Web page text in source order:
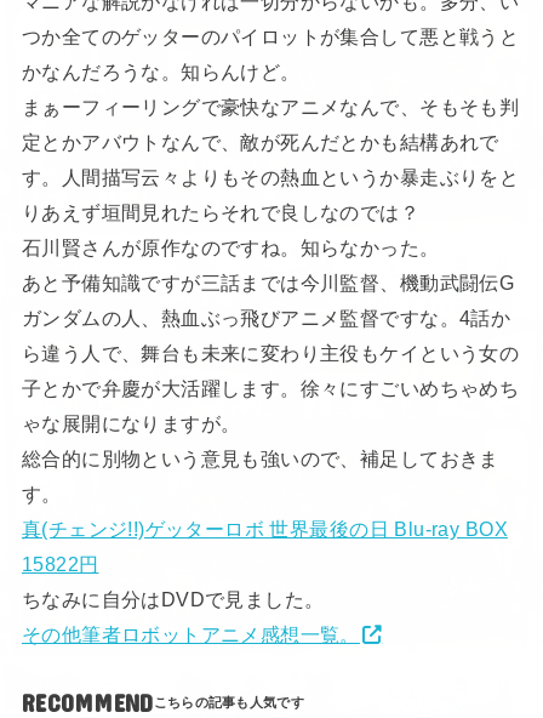
つか全てのゲッターのパイロットが集合して悪と戦うと
かなんだろうな。知らんけど。
まぁーフィーリングで豪快なアニメなんで、そもそも判
定とかアバウトなんで、敵が死んだとかも結構あれで
す。人間描写云々よりもその熱血というか暴走ぶりをと
りあえず垣間見れたらそれで良しなのでは？
石川賢さんが原作なのですね。知らなかった。
あと予備知識ですが三話までは今川監督、機動武闘伝G
ガンダムの人、熱血ぶっ飛びアニメ監督ですな。4話か
ら違う人で、舞台も未来に変わり主役もケイという女の
子とかで弁慶が大活躍します。徐々にすごいめちゃめち
ゃな展開になりますが。
総合的に別物という意見も強いので、補足しておきま
す。
真(チェンジ!!)ゲッターロボ 世界最後の日 Blu-ray BOX
15822円
ちなみに自分はDVDで見ました。
その他筆者ロボットアニメ感想一覧。
RECOMMEND